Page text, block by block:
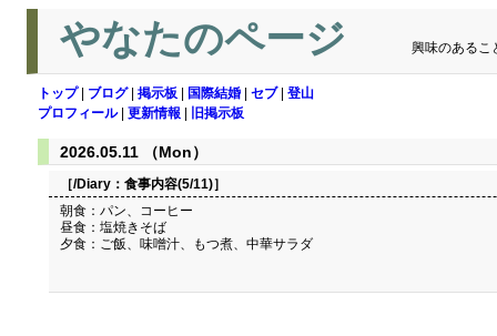
やなたのページ 興味のあるこ
トップ| ブログ| 掲示板 国際結婚 セブ| 登山
プロフィール| 更新情報 旧掲示板
2026.05.11 （Mon）
［/Diary： 食事内容(5/11)］
朝食：パン、コーヒー
昼食：塩焼きそば
夕食：ご飯、味噌汁、もつ煮、中華サラダ